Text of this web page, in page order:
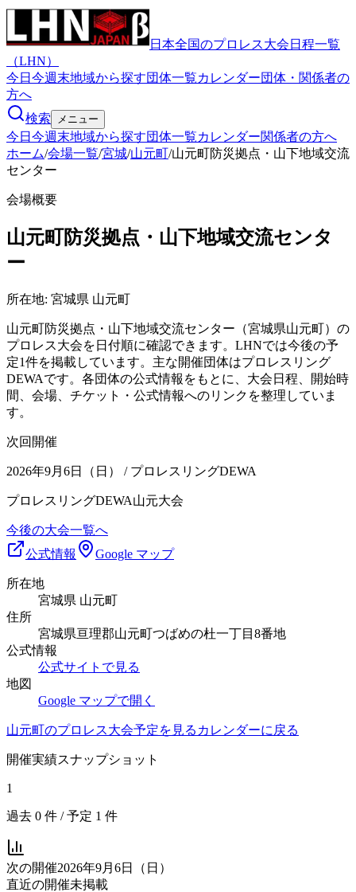
日本全国のプロレス大会日程一覧
（LHN）
今日 今週末地域から探す団体一覧カレンダー団体・関係者の
方へ
検索
メニュー
今日 今週末地域から探す団体一覧カレンダー関係者の方へ
ホーム/会場一覧/宮城/山元町/山元町防災拠点・山下地域交流
センター
会場概要
山元町防災拠点・山下地域交流センタ
ー
所在地: 宮城県 山元町
山元町防災拠点・山下地域交流センター（宮城県山元町）の
プロレス大会を日付順に確認できます。LHNでは今後の予
定1件を掲載しています。主な開催団体はプロレスリング
DEWAです。各団体の公式情報をもとに、大会日程、開始時
間、会場、チケット・公式情報へのリンクを整理していま
す。
次回開催
2026年9月6日（日） / プロレスリングDEWA
プロレスリングDEWA山元大会
今後の大会一覧へ
公式情報
Google マップ
所在地
宮城県 山元町
住所
宮城県亘理郡山元町つばめの杜一丁目8番地
公式情報
公式サイトで見る
地図
Google マップで開く
山元町のプロレス大会予定を見る カレンダーに戻る
開催実績スナップショット
1
過去 0 件 / 予定 1 件
次の開催2026年9月6日（日）
直近の開催未掲載